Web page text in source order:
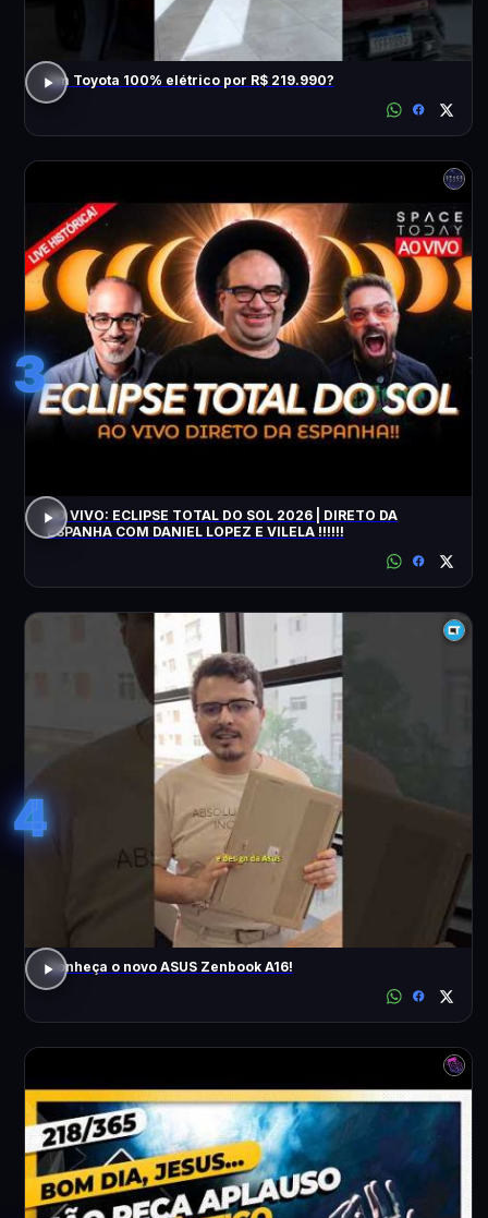
Um Toyota 100% elétrico por R$ 219.990?
3
AO VIVO: ECLIPSE TOTAL DO SOL 2026 | DIRETO DA
ESPANHA COM DANIEL LOPEZ E VILELA !!!!!!
4
Conheça o novo ASUS Zenbook A16!